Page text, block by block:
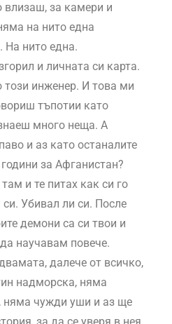
влизаш, за камери и
на нито една
На нито една.
и личната си карта.
инженер. И това ми
тъпотии като
много неща. А
и аз като останалите
за Афганистан?
и те питах как си го
Убивал ли си. После
демони са си твои и
научавам повече.
далече от всичко,
надморска, няма
няма чужди уши и аз ще